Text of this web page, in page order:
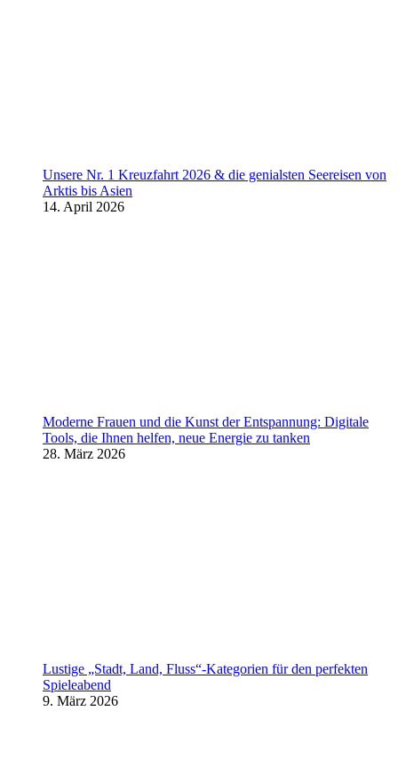
Unsere Nr. 1 Kreuzfahrt 2026 & die genialsten Seereisen von
Arktis bis Asien
14. April 2026
Moderne Frauen und die Kunst der Entspannung: Digitale
Tools, die Ihnen helfen, neue Energie zu tanken
28. März 2026
Lustige „Stadt, Land, Fluss“-Kategorien für den perfekten
Spieleabend
9. März 2026